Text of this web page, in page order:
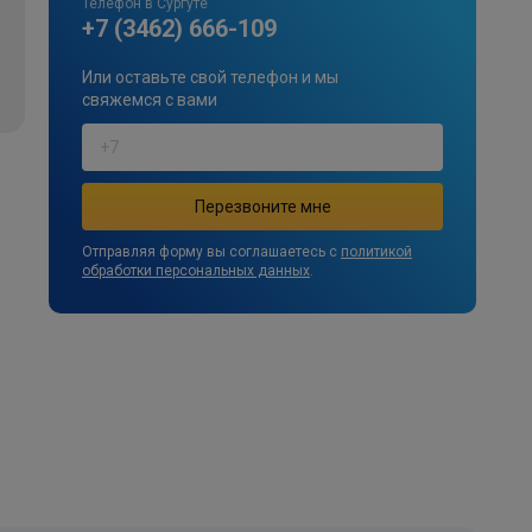
Телефон в Сургуте
+7 (3462) 666-109
Или оставьте свой телефон и мы
свяжемся с вами
Отправляя форму вы соглашаетесь с политикой
обработки персональных данных.